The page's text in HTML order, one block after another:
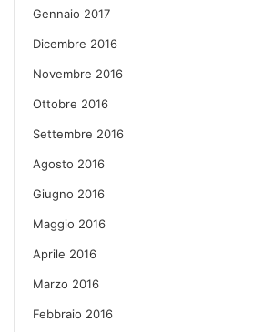
Gennaio 2017
Dicembre 2016
Novembre 2016
Ottobre 2016
Settembre 2016
Agosto 2016
Giugno 2016
Maggio 2016
Aprile 2016
Marzo 2016
Febbraio 2016